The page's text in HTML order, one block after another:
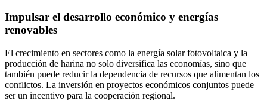
Impulsar el desarrollo económico y energías
renovables
El crecimiento en sectores como la energía solar fotovoltaica y la
producción de harina no solo diversifica las economías, sino que
también puede reducir la dependencia de recursos que alimentan los
conflictos. La inversión en proyectos económicos conjuntos puede
ser un incentivo para la cooperación regional.